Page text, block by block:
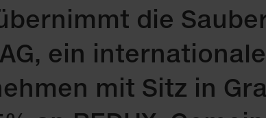
die
ein
mit Sitz in